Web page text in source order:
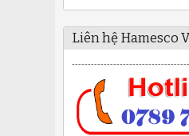
Liên hệ Hamesco